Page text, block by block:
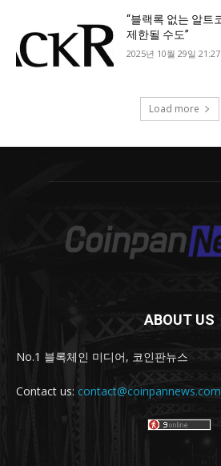
ABOUT US
No.1 블록체인 미디어, 코인판뉴스
Contact us: contact@coinpannews.com